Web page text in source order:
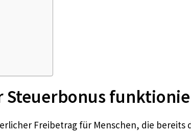
Steuerbonus
Freibetrag für Menschen, die bereits